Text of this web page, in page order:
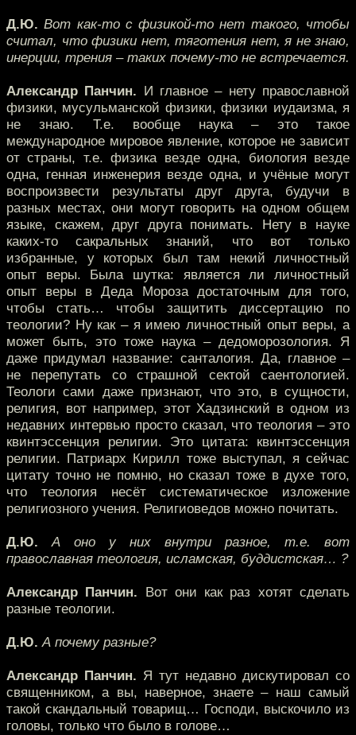
Д.Ю. Вот как-то с физикой-то нет такого, чтобы
считал, что физики нет, тяготения нет, я не знаю,
инерции, трения – таких почему-то не встречается.
Александр Панчин. И главное – нету православной
физики, мусульманской физики, физики иудаизма, я
не знаю. Т.е. вообще наука – это такое
международное мировое явление, которое не зависит
от страны, т.е. физика везде одна, биология везде
одна, генная инженерия везде одна, и учёные могут
воспроизвести результаты друг друга, будучи в
разных местах, они могут говорить на одном общем
языке, скажем, друг друга понимать. Нету в науке
каких-то сакральных знаний, что вот только
избранные, у которых был там некий личностный
опыт веры. Была шутка: является ли личностный
опыт веры в Деда Мороза достаточным для того,
чтобы стать… чтобы защитить диссертацию по
теологии? Ну как – я имею личностный опыт веры, а
может быть, это тоже наука – дедоморозология. Я
даже придумал название: санталогия. Да, главное –
не перепутать со страшной сектой саентологией.
Теологи сами даже признают, что это, в сущности,
религия, вот например, этот Хадзинский в одном из
недавних интервью просто сказал, что теология – это
квинтэссенция религии. Это цитата: квинтэссенция
религии. Патриарх Кирилл тоже выступал, я сейчас
цитату точно не помню, но сказал тоже в духе того,
что теология несёт систематическое изложение
религиозного учения. Религиоведов можно почитать.
Д.Ю. А оно у них внутри разное, т.е. вот
православная теология, исламская, буддистская… ?
Александр Панчин. Вот они как раз хотят сделать
разные теологии.
Д.Ю. А почему разные?
Александр Панчин. Я тут недавно дискутировал со
священником, а вы, наверное, знаете – наш самый
такой скандальный товарищ… Господи, выскочило из
головы, только что было в голове…